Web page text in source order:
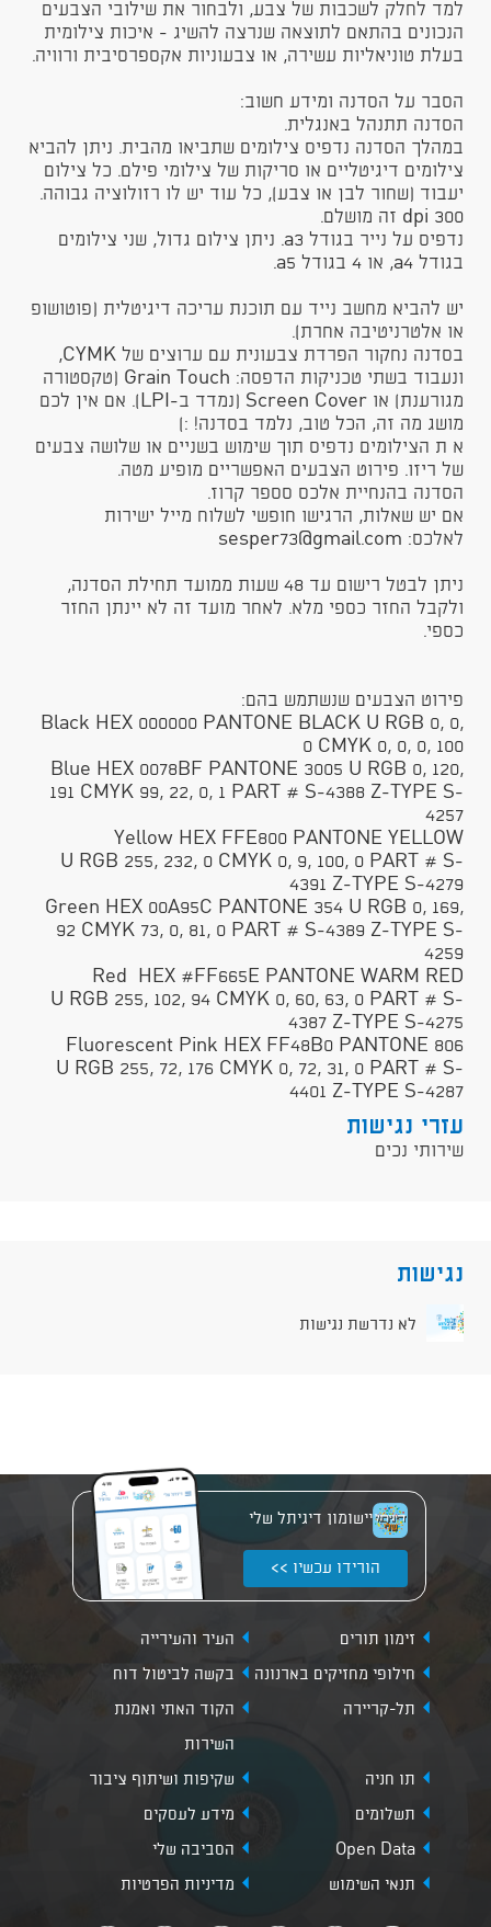
למד לחלק לשכבות של צבע, ולבחור את שילובי הצבעים
הנכונים בהתאם לתוצאה שנרצה להשיג - איכות צילומית
בעלת טוניאליות עשירה, או צבעוניות אקספרסיבית ורוויה.
הסבר על הסדנה ומידע חשוב:
הסדנה תתנהל באנגלית.
במהלך הסדנה נדפיס צילומים שתביאו מהבית. ניתן להביא
צילומים דיגיטליים או סריקות של צילומי פילם. כל צילום
יעבוד (שחור לבן או צבע), כל עוד יש לו רזולוציה גבוהה.
300 dpi זה מושלם.
נדפיס על נייר בגודל a3. ניתן צילום גדול, שני צילומים
בגודל a4, או 4 בגודל a5.
יש להביא מחשב נייד עם תוכנת עריכה דיגיטלית (פוטושופ
או אלטרניטיבה אחרת).
בסדנה נחקור הפרדת צבעונית עם ערוצים של CYMK,
ונעבוד בשתי טכניקות הדפסה: Grain Touch (טקסטורה
מגורענת) או Screen Cover (נמדד ב-LPI). אם אין לכם
מושג מה זה, הכל טוב, נלמד בסדנה! :)
א ת הצילומים נדפיס תוך שימוש בשניים או שלושה צבעים
של ריזו. פירוט הצבעים האפשריים מופיע מטה.
הסדנה בהנחיית אלכס סספר קרוז.
אם יש שאלות, הרגישו חופשי לשלוח מייל ישירות
לאלכס: sesper73@gmail.com
ניתן לבטל רישום עד 48 שעות ממועד תחילת הסדנה,
ולקבל החזר כספי מלא. לאחר מועד זה לא יינתן החזר
כספי.
פירוט הצבעים שנשתמש בהם:
Black HEX 000000 PANTONE BLACK U RGB 0, 0,
0 CMYK 0, 0, 0, 100
Blue HEX 0078BF PANTONE 3005 U RGB 0, 120,
191 CMYK 99, 22, 0, 1 PART # S-4388 Z-TYPE S-
4257
Yellow HEX FFE800 PANTONE YELLOW
U RGB 255, 232, 0 CMYK 0, 9, 100, 0 PART # S-
4391 Z-TYPE S-4279
Green HEX 00A95C PANTONE 354 U RGB 0, 169,
92 CMYK 73, 0, 81, 0 PART # S-4389 Z-TYPE S-
4259
Red HEX #FF665E PANTONE WARM RED
U RGB 255, 102, 94 CMYK 0, 60, 63, 0 PART # S-
4387 Z-TYPE S-4275
Fluorescent Pink HEX FF48B0 PANTONE 806
U RGB 255, 72, 176 CMYK 0, 72, 31, 0 PART # S-
4401 Z-TYPE S-4287
עזרי נגישות
שירותי נכים
נגישות
לא נדרשת נגישות
יישומון דיגיתל שלי
הורידו עכשיו >>
זימון תורים
העיר והעירייה
חילופי מחזיקים בארנונה
בקשה לביטול דוח
תל-קריירה
הקוד האתי ואמנת
השירות
תו חניה
שקיפות ושיתוף ציבור
תשלומים
מידע לעסקים
Open Data
הסביבה שלי
תנאי השימוש
מדיניות הפרטיות